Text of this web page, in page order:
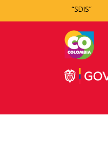
“SDIS”